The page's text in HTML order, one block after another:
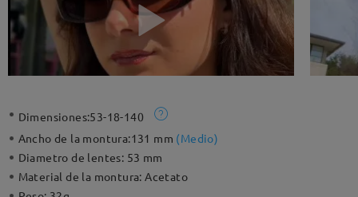
Dimensiones:53-18-140
Ancho de la montura:131 mm (Medio)
Diametro de lentes: 53 mm
Material de la montura:Acetato